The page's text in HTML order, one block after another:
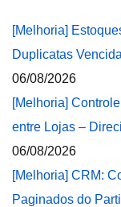
[Melhoria]
Duplicatas
06/08/2026
[Melhoria]
entre Lojas –
06/08/2026
[Melhoria] CRM:
Paginados do